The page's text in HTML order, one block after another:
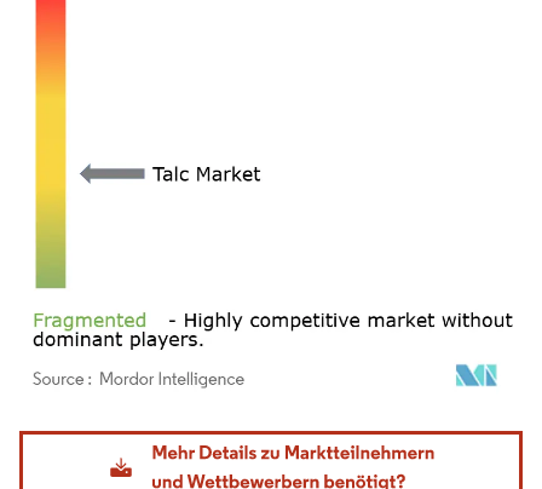
Bild © Mordor Intelligence. Wiederverwendung erfordert Namensnennung gemäß